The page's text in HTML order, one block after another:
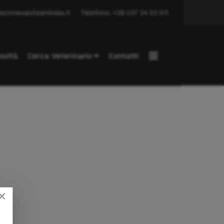
Telefono: +39 037 24 03 511
Cerca Veterinario Contatti